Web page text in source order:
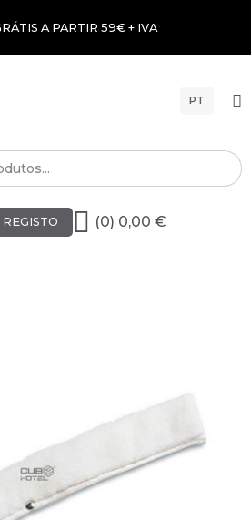
A PARTIR 59€ + IVA
PT
(0) 0,00 €